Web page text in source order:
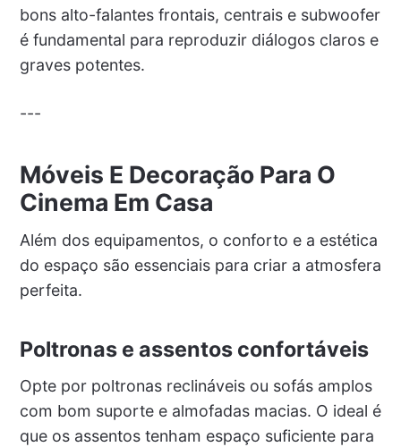
bons alto-falantes frontais, centrais e subwoofer
é fundamental para reproduzir diálogos claros e
graves potentes.
---
Móveis E Decoração Para O
Cinema Em Casa
Além dos equipamentos, o conforto e a estética
do espaço são essenciais para criar a atmosfera
perfeita.
Poltronas e assentos confortáveis
Opte por poltronas reclináveis ou sofás amplos
com bom suporte e almofadas macias. O ideal é
que os assentos tenham espaço suficiente para